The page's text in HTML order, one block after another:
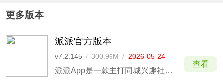
更多版本
派派官方版本
v7.2.145 / 300.96M / 2026-05-24
派派App是一款主打同城兴趣社交娱乐软件，通过话题聊吧、同城匹配、线上互动及线下聚会等方式，帮助用户基于旅游、二次元、美妆等共同爱好结识朋友。平台支持动态分享、语音通话及兴趣群聊，致力于打造真实、温暖的年轻化社交社区，让陌生人在互动中逐渐熟悉。
查看